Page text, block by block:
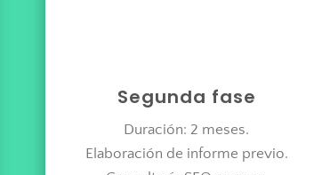
Segunda fase
Duración: 2 meses.
Elaboración de informe previo.